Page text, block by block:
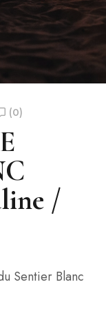
(0)
/
Sentier Blanc